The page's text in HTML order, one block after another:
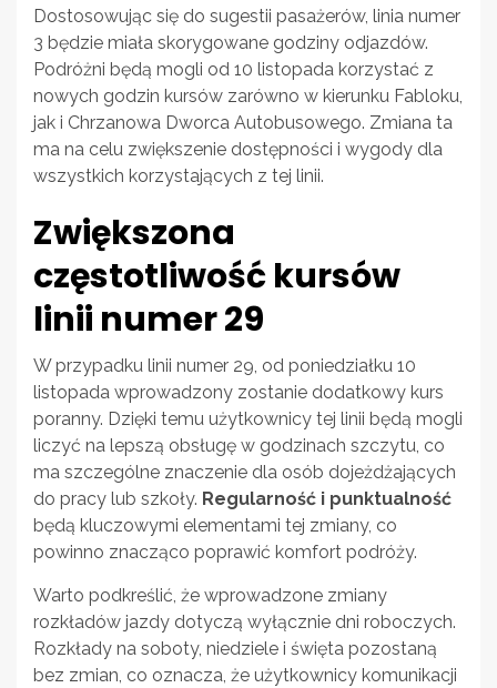
Dostosowując się do sugestii pasażerów, linia numer
3 będzie miała skorygowane godziny odjazdów.
Podróżni będą mogli od 10 listopada korzystać z
nowych godzin kursów zarówno w kierunku Fabloku,
jak i Chrzanowa Dworca Autobusowego. Zmiana ta
ma na celu zwiększenie dostępności i wygody dla
wszystkich korzystających z tej linii.
Zwiększona
częstotliwość kursów
linii numer 29
W przypadku linii numer 29, od poniedziałku 10
listopada wprowadzony zostanie dodatkowy kurs
poranny. Dzięki temu użytkownicy tej linii będą mogli
liczyć na lepszą obsługę w godzinach szczytu, co
ma szczególne znaczenie dla osób dojeżdżających
do pracy lub szkoły. Regularność i punktualność
będą kluczowymi elementami tej zmiany, co
powinno znacząco poprawić komfort podróży.
Warto podkreślić, że wprowadzone zmiany
rozkładów jazdy dotyczą wyłącznie dni roboczych.
Rozkłady na soboty, niedziele i święta pozostaną
bez zmian, co oznacza, że użytkownicy komunikacji